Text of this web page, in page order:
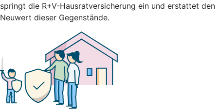
springt die R+V-Hausratversicherung ein und erstattet den
Neuwert dieser Gegenstände.